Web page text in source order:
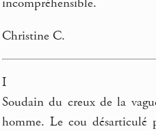
incompréhensible.
Christine C.
I
Soudain du creux de la
homme. Le cou désarticulé